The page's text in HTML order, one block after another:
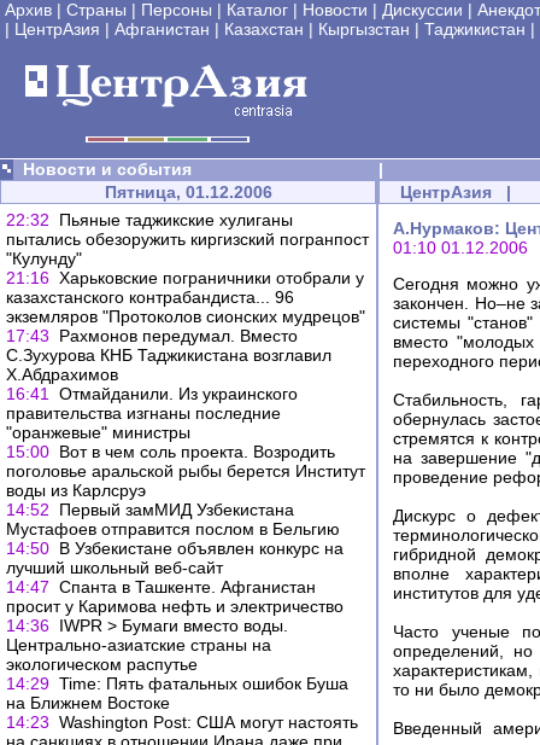
Архив | Страны | Персоны | Каталог | Новости | Дискуссии |
| ЦентрАзия | Афганистан | Казахстан | Кыргызстан | Таджикистан |
Новости и события
|
Пятница, 01.12.2006
22:32
Пьяные таджикские хулиганы
пытались обезоружить киргизский погранпост
"Кулунду"
21:16 Харьковские пограничники отобрали у
казахcтанского контрабандиста... 96
экземляров "Протоколов сионских мудрецов"
17:43
Рахмонов передумал. Вместо
С.Зухурова КНБ Таджикистана возглавил
Х.Абдрахимов
16:41
Отмайданили. Из украинского
правительства изгнаны последние
"оранжевые" министры
15:00 Вот в чем соль проекта. Возродить
поголовье аральской рыбы берется Институт
воды из Карлсруэ
14:52
Первый замМИД Узбекистана
Мустафоев отправится послом в Бельгию
14:50 В Узбекистане объявлен конкурс на
лучший школьный веб-сайт
14:47 Спанта в Ташкенте. Афганистан
просит у Каримова нефть и электричество
14:36 IWPR > Бумаги вместо воды.
Центрально-азиатские страны на
экологическом распутье
14:29 Time: Пять фатальных ошибок Буша
на Ближнем Востоке
14:23 Washington Post: США могут настоять
ЦентрАзия |
А.Нурмаков:
01:10 01.12.2006
Сегодня можно
закончен. Но–не
системы
вместо "молодых
переходного
Стабильность,
обернулась
стремятся к
на завершение
проведение
Дискурс о
гибридной
вполне
институтов для
Часто ученые
определений,
то ни было
Введенный